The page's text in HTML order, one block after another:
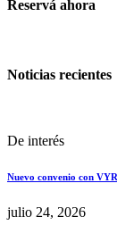
Reservá ahora
Noticias recientes
De interés
Nuevo convenio con
julio 24, 2026